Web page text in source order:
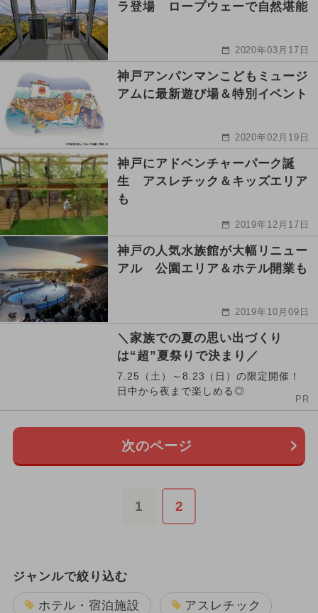
ラ登場 ロープウェーで自然堪能
2020年03月17日
神戸アンパンマンこどもミュージ
アムに最新遊び場＆特別イベント
2020年02月19日
神戸にアドベンチャーパーク誕
生 アスレチック＆キッズエリア
も
2019年12月17日
神戸の人気水族館が大幅リニュー
アル 公園エリア＆ホテル開業も
2019年10月09日
＼家族での夏の思い出づくり
は“超”夏祭りで決まり／
7.25（土）～8.23（日）の限定開催！
日中から夜まで楽しめる◎
PR
次のページ
1 2
ジャンルで絞り込む
ホテル・宿泊施設 アスレチック